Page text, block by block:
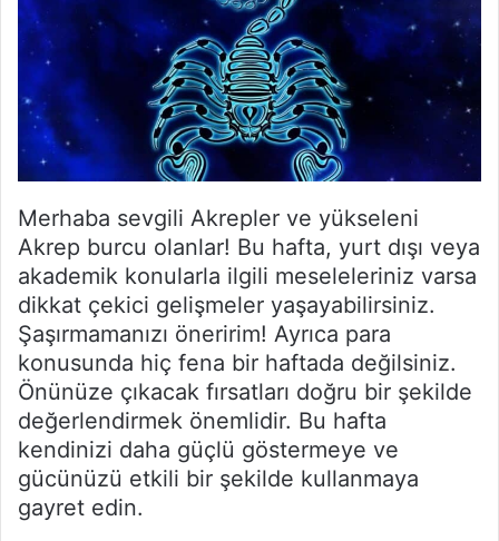
Merhaba sevgili Akrepler ve yükseleni
Akrep burcu olanlar! Bu hafta, yurt dışı veya
akademik konularla ilgili meseleleriniz varsa
dikkat çekici gelişmeler yaşayabilirsiniz.
Şaşırmamanızı öneririm! Ayrıca para
konusunda hiç fena bir haftada değilsiniz.
Önünüze çıkacak fırsatları doğru bir şekilde
değerlendirmek önemlidir. Bu hafta
kendinizi daha güçlü göstermeye ve
gücünüzü etkili bir şekilde kullanmaya
gayret edin.